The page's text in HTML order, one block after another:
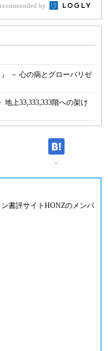
by
－ 心の病とグローバリゼ
地上33,333,333階への架け
-
書評サイトHONZのメンバ